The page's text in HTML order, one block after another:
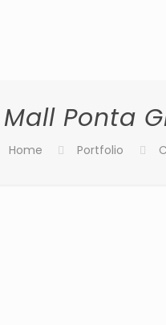
Mall Ponta
Home Portfolio